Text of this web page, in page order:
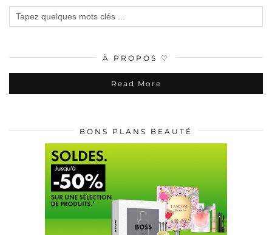
À PROPOS ♡
Read More
BONS PLANS BEAUTÉ